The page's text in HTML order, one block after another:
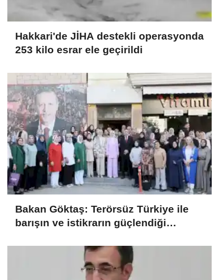
Hakkari'de JİHA destekli operasyonda
253 kilo esrar ele geçirildi
Bakan Göktaş: Terörsüz Türkiye ile
barışın ve istikrarın güçlendiği